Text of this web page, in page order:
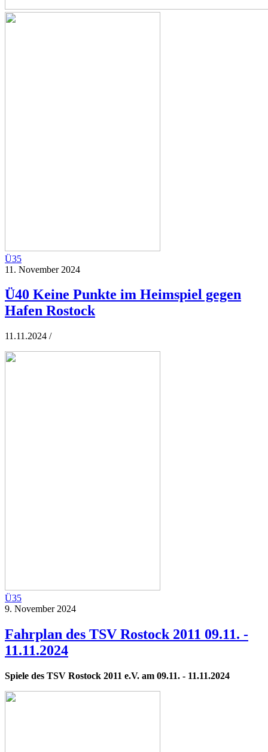
Ü35
11. November 2024
Ü40 Keine Punkte im Heimspiel gegen
Hafen Rostock
11.11.2024 /
Ü35
9. November 2024
Fahrplan des TSV Rostock 2011 09.11. -
11.11.2024
Spiele des TSV Rostock 2011 e.V. am 09.11. - 11.11.2024